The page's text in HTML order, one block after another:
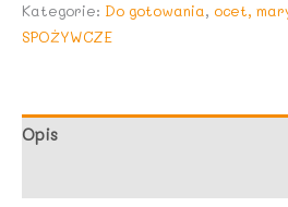
LA
Kategorie: Do gotowania, ocet,
SPOŻYWCZE
Opis